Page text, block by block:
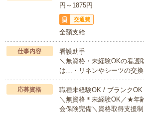
円～1875円
交通費
全額支給
仕事内容
看護助手
＼無資格・未経験OKの看護
は…・リネンやシーツの交
応募資格
職種未経験OK / ブランク
＼無資格＊未経験OK／★年
会保険完備＼資格取得支援